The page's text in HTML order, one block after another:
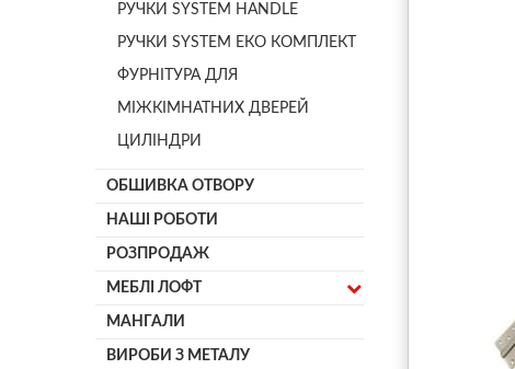
РУЧКИ SYSTEM HANDLE
РУЧКИ SYSTEM ЕКО КОМПЛЕКТ
ФУРНІТУРА ДЛЯ
МІЖКІМНАТНИХ ДВЕРЕЙ
ЦИЛІНДРИ
ОБШИВКА ОТВОРУ
НАШІ РОБОТИ
РОЗПРОДАЖ
МЕБЛІ ЛОФТ
МАНГАЛИ
ВИРОБИ З МЕТАЛУ